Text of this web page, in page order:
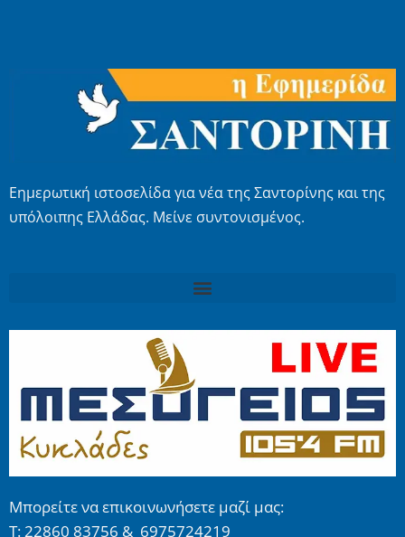
Εημερωτική ιστοσελίδα για νέα της Σαντορίνης και της
υπόλοιπης Ελλάδας. Μείνε συντονισμένος.
Μπορείτε να επικοινωνήσετε μαζί μας:
Τ: 22860 83756 & 6975724219